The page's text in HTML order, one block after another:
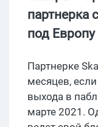
партнерка
под
Партнерке
месяцев,
выхода в
марте 2021.